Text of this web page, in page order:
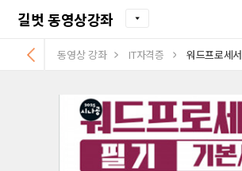
길벗 동영상강좌
동영상 강좌 IT자격증 워드프로세서